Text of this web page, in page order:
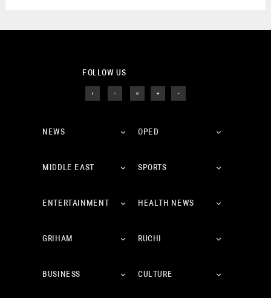
FOLLOW US
NEWS OPED
MIDDLE EAST SPORTS
ENTERTAINMENT HEALTH NEWS
GRIHAM RUCHI
BUSINESS CULTURE